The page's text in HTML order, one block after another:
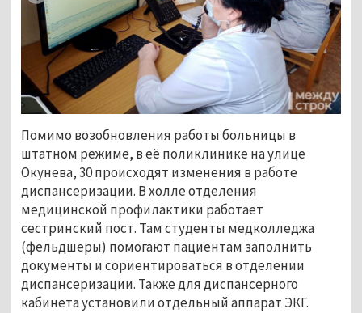
Помимо возобновления работы больницы в
штатном режиме, в её поликлинике на улице
Окунева, 30 происходят изменения в работе
диспансеризации. В холле отделения
медицинской профилактики работает
сестринский пост. Там студенты медколледжа
(фельдшеры) помогают пациентам заполнить
документы и сориентироваться в отделении
диспансеризации. Также для диспансерного
кабинета установили отдельный аппарат ЭКГ.